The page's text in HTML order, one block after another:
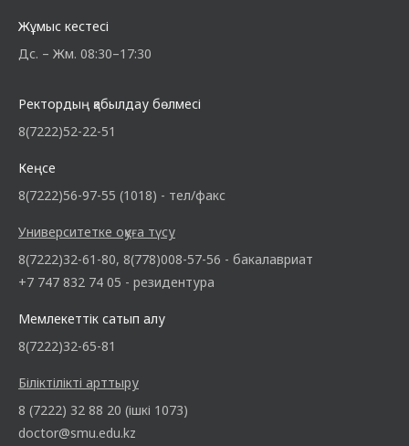
Жұмыс кестесі
Дс. – Жм. 08:30–17:30
Ректордың қабылдау бөлмесі
8(7222)52-22-51
Кеңсе
8(7222)56-97-55 (1018) - тел/факс
Университетке оқуға түсу
8(7222)32-61-80, 8(778)008-57-56 - бакалавриат
+7 747 832 74 05 - резидентура
Мемлекеттік сатып алу
8(7222)32-65-81
Біліктілікті арттыру
8 (7222) 32 88 20 (ішкі 1073)
doctor@smu.edu.kz